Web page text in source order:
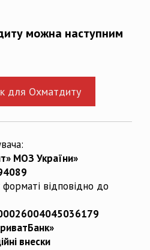
можна наступним
для Охматдиту
МОЗ України»
відповідно до
внески